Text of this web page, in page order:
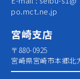
po.mct.ne.jp
宮崎支店
〒880-0925
宮崎県宮崎市本郷北